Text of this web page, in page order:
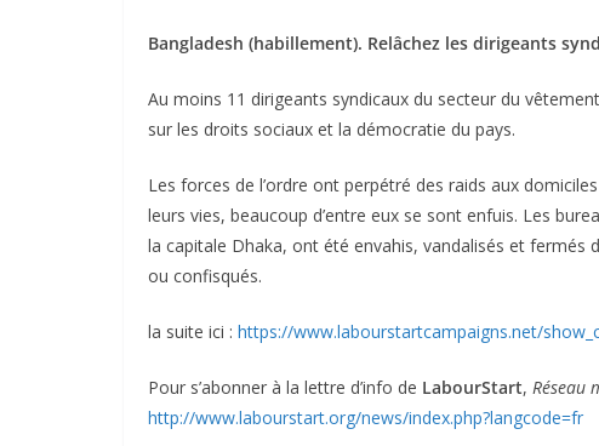
Bangladesh (habillement). Relâchez les dirigeants
Au moins 11 dirigeants syndicaux du secteur du
sur les droits sociaux et la démocratie du pays.
Les forces de l’ordre ont perpétré des raids aux
leurs vies, beaucoup d’entre eux se sont enfuis. Les
la capitale Dhaka, ont été envahis, vandalisés et fermés
ou confisqués.
la suite ici : https://www.labourstartcampaigns.net/
Pour s’abonner à la lettre d’info de LabourStart, Réseau
http://www.labourstart.org/news/index.php?langcode=fr